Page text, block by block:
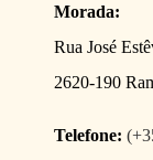
Morada:
Rua José
2620-190
Telefone: